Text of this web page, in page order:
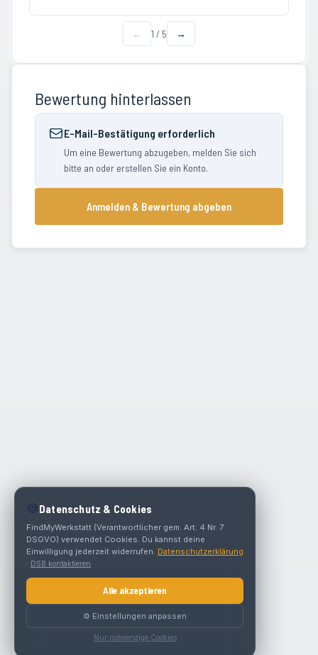
← 1 / 5 →
Bewertung hinterlassen
E-Mail-Bestätigung erforderlich
Um eine Bewertung abzugeben, melden Sie sich
bitte an oder erstellen Sie ein Konto.
Anmelden & Bewertung abgeben
🍪 Datenschutz & Cookies
FindMyWerkstatt (Verantwortlicher gem. Art. 4 Nr. 7
DSGVO) verwendet Cookies. Du kannst deine
Einwilligung jederzeit widerrufen. Datenschutzerklärung
· DSB kontaktieren
Alle akzeptieren
⚙️ Einstellungen anpassen
Nur notwendige Cookies